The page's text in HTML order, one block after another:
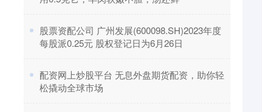
​股票资配公司 广州发展(600098.SH)2023年度
每股派0.25元 股权登记日为6月26日
​配资网上炒股平台 无息外盘期货配资，助你轻
松撬动全球市场